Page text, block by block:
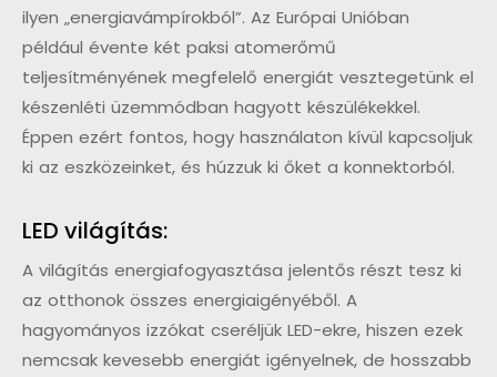
ilyen „energiavámpírokból”. Az Európai Unióban
például évente két paksi atomerőmű
teljesítményének megfelelő energiát vesztegetünk el
készenléti üzemmódban hagyott készülékekkel.
Éppen ezért fontos, hogy használaton kívül kapcsoljuk
ki az eszközeinket, és húzzuk ki őket a konnektorból.
LED világítás:
A világítás energiafogyasztása jelentős részt tesz ki
az otthonok összes energiaigényéből. A
hagyományos izzókat cseréljük LED-ekre, hiszen ezek
nemcsak kevesebb energiát igényelnek, de hosszabb